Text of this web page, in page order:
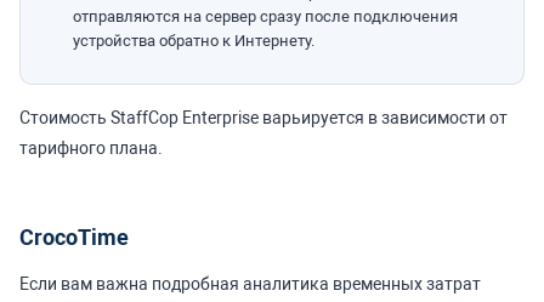
отправляются на сервер сразу после подключения
устройства обратно к Интернету.
Стоимость StaffCop Enterprise варьируется в зависимости от
тарифного плана.
CrocoTime
Если вам важна подробная аналитика временных затрат